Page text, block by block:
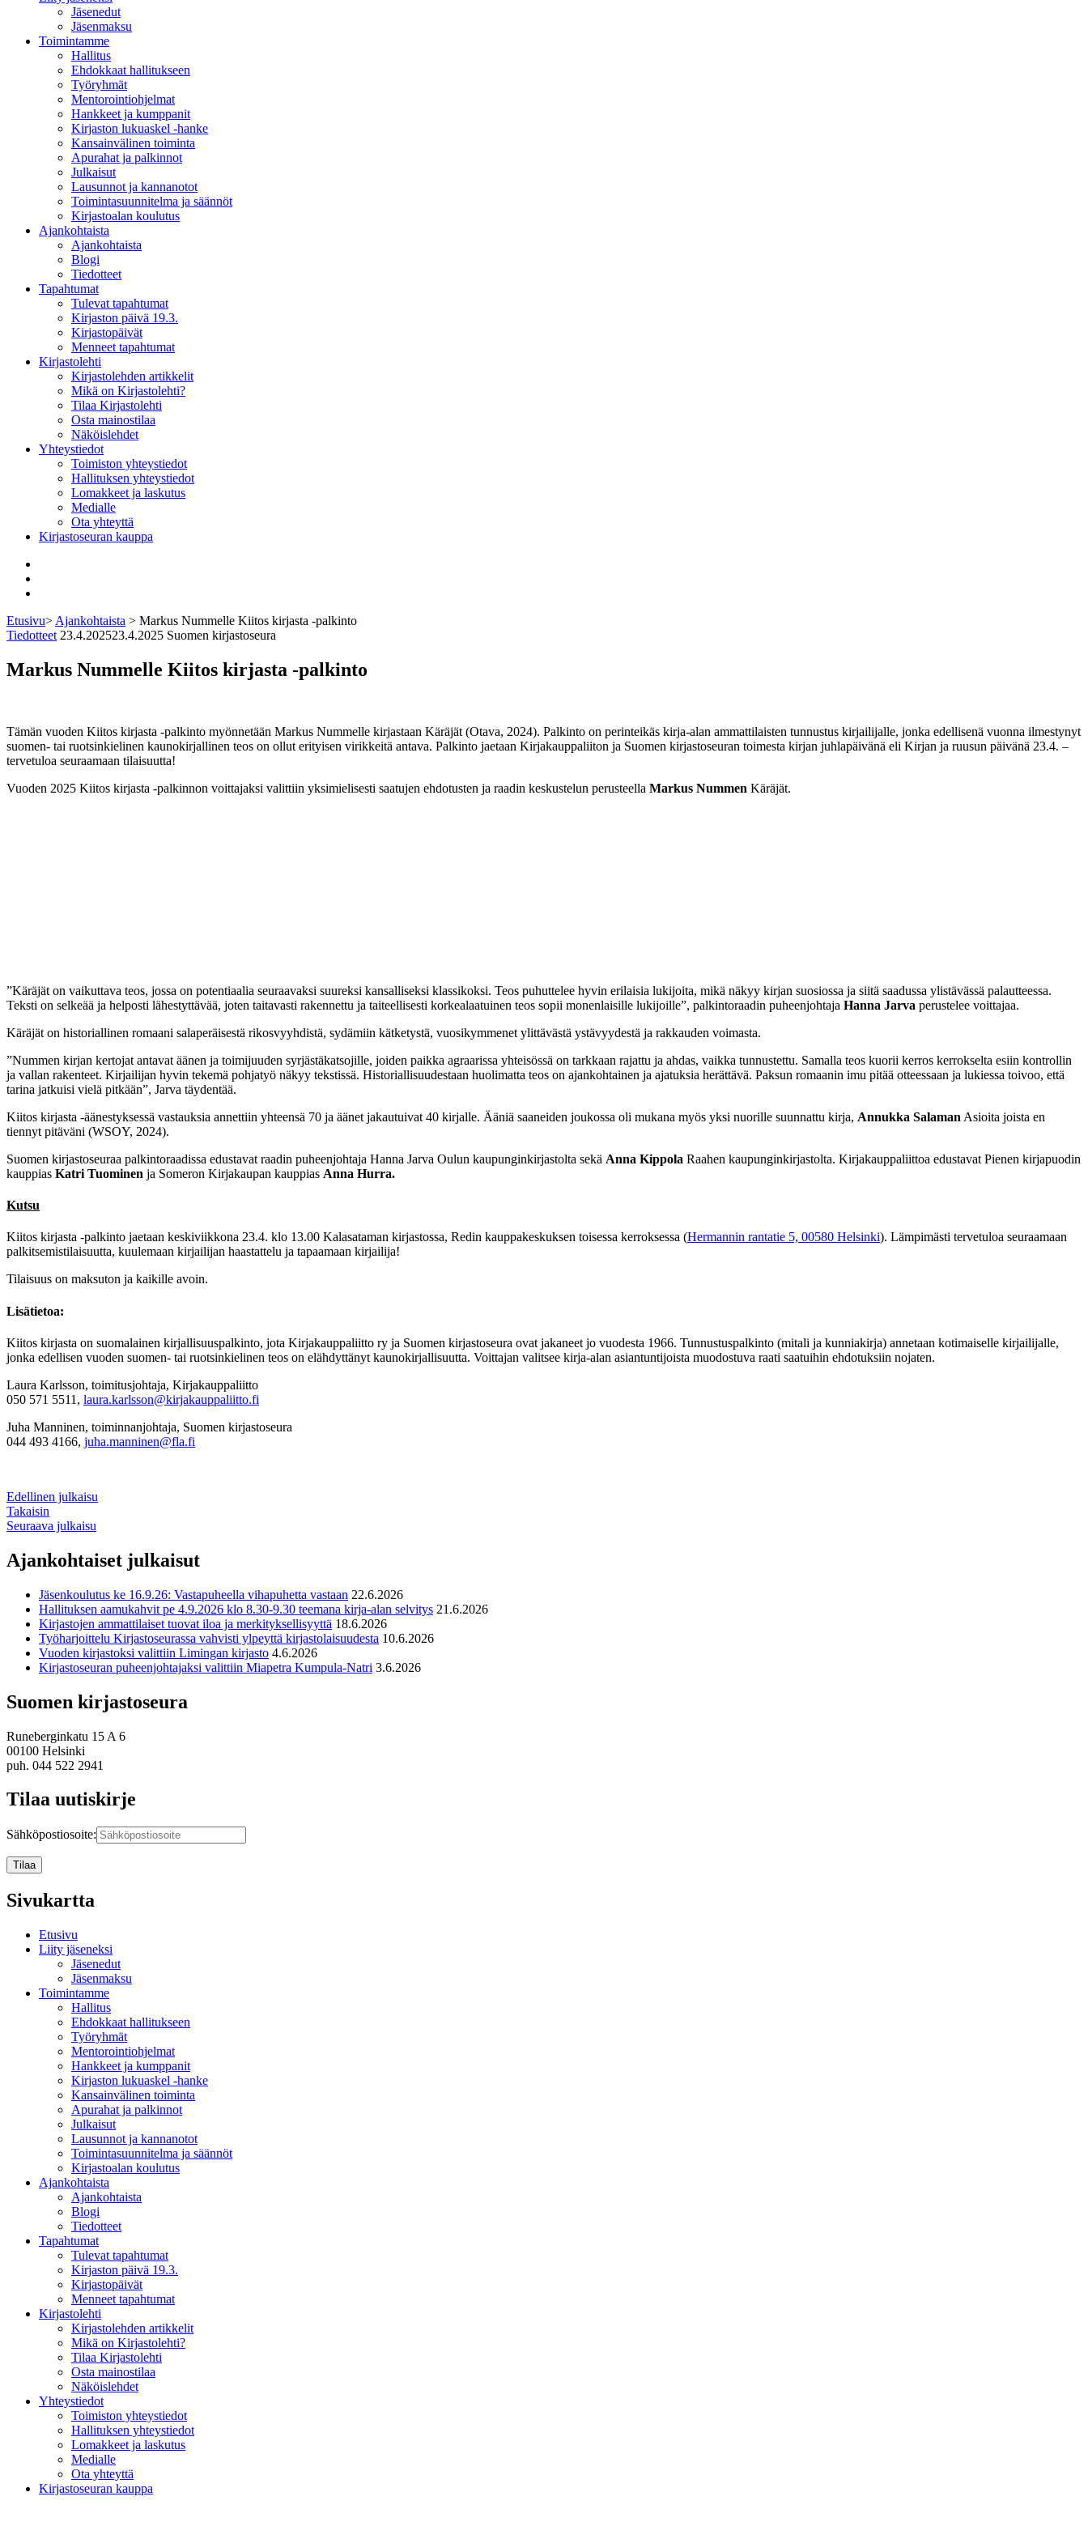
Jäsenedut
Jäsenmaksu
Toimintamme
Hallitus
Ehdokkaat hallitukseen
Työryhmät
Mentorointi­ohjelmat
Hankkeet ja kumppanit
Kirjaston lukuaskel -hanke
Kansainvälinen toiminta
Apurahat ja palkinnot
Julkaisut
Lausunnot ja kannanotot
Toimintasuunnitelma ja säännöt
Kirjastoalan koulutus
Ajankohtaista
Ajankohtaista
Blogi
Tiedotteet
Tapahtumat
Tulevat tapahtumat
Kirjaston päivä 19.3.
Kirjastopäivät
Menneet tapahtumat
Kirjastolehti
Kirjastolehden artikkelit
Mikä on Kirjastolehti?
Tilaa Kirjastolehti
Osta mainostilaa
Näköislehdet
Yhteystiedot
Toimiston yhteystiedot
Hallituksen yhteystiedot
Lomakkeet ja laskutus
Medialle
Ota yhteyttä
Kirjastoseuran kauppa
Etusivu> Ajankohtaista > Markus Nummelle Kiitos kirjasta -palkinto
Tiedotteet 23.4.202523.4.2025 Suomen kirjastoseura
Markus Nummelle Kiitos kirjasta -palkinto
Tämän vuoden Kiitos kirjasta -palkinto myönnetään Markus Nummelle kirjastaan Käräjät (Otava, 2024). Palkinto on perinteikäs kirja-alan ammattilaisten tunnustus kirjailijalle, jonka edellisenä vuonna ilmestynyt
suomen- tai ruotsinkielinen kaunokirjallinen teos on ollut erityisen virikkeitä antava. Palkinto jaetaan Kirjakauppaliiton ja Suomen kirjastoseuran toimesta kirjan juhlapäivänä eli Kirjan ja ruusun päivänä 23.4. –
tervetuloa seuraamaan tilaisuutta!
Vuoden 2025 Kiitos kirjasta -palkinnon voittajaksi valittiin yksimielisesti saatujen ehdotusten ja raadin keskustelun perusteella Markus Nummen Käräjät.
”Käräjät on vaikuttava teos, jossa on potentiaalia seuraavaksi suureksi kansalliseksi klassikoksi. Teos puhuttelee hyvin erilaisia lukijoita, mikä näkyy kirjan suosiossa ja siitä saadussa ylistävässä palautteessa.
Teksti on selkeää ja helposti lähestyttävää, joten taitavasti rakennettu ja taiteellisesti korkealaatuinen teos sopii monenlaisille lukijoille”, palkintoraadin puheenjohtaja Hanna Jarva perustelee voittajaa.
Käräjät on historiallinen romaani salaperäisestä rikosvyyhdistä, sydämiin kätketystä, vuosikymmenet ylittävästä ystävyydestä ja rakkauden voimasta.
”Nummen kirjan kertojat antavat äänen ja toimijuuden syrjästäkatsojille, joiden paikka agraarissa yhteisössä on tarkkaan rajattu ja ahdas, vaikka tunnustettu. Samalla teos kuorii kerros kerrokselta esiin kontrollin
ja vallan rakenteet. Kirjailijan hyvin tekemä pohjatyö näkyy tekstissä. Historiallisuudestaan huolimatta teos on ajankohtainen ja ajatuksia herättävä. Paksun romaanin imu pitää otteessaan ja lukiessa toivoo, että
tarina jatkuisi vielä pitkään”, Jarva täydentää.
Kiitos kirjasta -äänestyksessä vastauksia annettiin yhteensä 70 ja äänet jakautuivat 40 kirjalle. Ääniä saaneiden joukossa oli mukana myös yksi nuorille suunnattu kirja, Annukka Salaman Asioita joista en
tiennyt pitäväni (WSOY, 2024).
Suomen kirjastoseuraa palkintoraadissa edustavat raadin puheenjohtaja Hanna Jarva Oulun kaupunginkirjastolta sekä Anna Kippola Raahen kaupunginkirjastolta. Kirjakauppaliittoa edustavat Pienen kirjapuodin
kauppias Katri Tuominen ja Someron Kirjakaupan kauppias Anna Hurra.
Kutsu
Kiitos kirjasta -palkinto jaetaan keskiviikkona 23.4. klo 13.00 Kalasataman kirjastossa, Redin kauppakeskuksen toisessa kerroksessa (Hermannin rantatie 5, 00580 Helsinki). Lämpimästi tervetuloa seuraamaan
palkitsemistilaisuutta, kuulemaan kirjailijan haastattelu ja tapaamaan kirjailija!
Tilaisuus on maksuton ja kaikille avoin.
Lisätietoa:
Kiitos kirjasta on suomalainen kirjallisuuspalkinto, jota Kirjakauppaliitto ry ja Suomen kirjastoseura ovat jakaneet jo vuodesta 1966. Tunnustuspalkinto (mitali ja kunniakirja) annetaan kotimaiselle kirjailijalle,
jonka edellisen vuoden suomen- tai ruotsinkielinen teos on elähdyttänyt kaunokirjallisuutta. Voittajan valitsee kirja-alan asiantuntijoista muodostuva raati saatuihin ehdotuksiin nojaten.
Laura Karlsson, toimitusjohtaja, Kirjakauppaliitto
050 571 5511, laura.karlsson@kirjakauppaliitto.fi
Juha Manninen, toiminnanjohtaja, Suomen kirjastoseura
044 493 4166, juha.manninen@fla.fi
Edellinen julkaisu
Takaisin
Seuraava julkaisu
Ajankohtaiset julkaisut
Jäsenkoulutus ke 16.9.26: Vastapuheella vihapuhetta vastaan 22.6.2026
Hallituksen aamukahvit pe 4.9.2026 klo 8.30-9.30 teemana kirja-alan selvitys 21.6.2026
Kirjastojen ammattilaiset tuovat iloa ja merkityksellisyyttä 18.6.2026
Työharjoittelu Kirjastoseurassa vahvisti ylpeyttä kirjastolaisuudesta 10.6.2026
Vuoden kirjastoksi valittiin Limingan kirjasto 4.6.2026
Kirjastoseuran puheenjohtajaksi valittiin Miapetra Kumpula-Natri 3.6.2026
Suomen kirjastoseura
Runeberginkatu 15 A 6
00100 Helsinki
puh. 044 522 2941
Tilaa uutiskirje
Sähköpostiosoite:
Sivukartta
Etusivu
Liity jäseneksi
Jäsenedut
Jäsenmaksu
Toimintamme
Hallitus
Ehdokkaat hallitukseen
Työryhmät
Mentorointi­ohjelmat
Hankkeet ja kumppanit
Kirjaston lukuaskel -hanke
Kansainvälinen toiminta
Apurahat ja palkinnot
Julkaisut
Lausunnot ja kannanotot
Toimintasuunnitelma ja säännöt
Kirjastoalan koulutus
Ajankohtaista
Ajankohtaista
Blogi
Tiedotteet
Tapahtumat
Tulevat tapahtumat
Kirjaston päivä 19.3.
Kirjastopäivät
Menneet tapahtumat
Kirjastolehti
Kirjastolehden artikkelit
Mikä on Kirjastolehti?
Tilaa Kirjastolehti
Osta mainostilaa
Näköislehdet
Yhteystiedot
Toimiston yhteystiedot
Hallituksen yhteystiedot
Lomakkeet ja laskutus
Medialle
Ota yhteyttä
Kirjastoseuran kauppa